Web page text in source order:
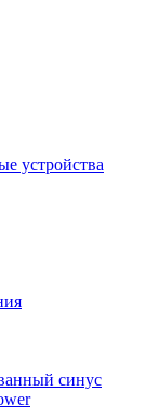
устройства
синус